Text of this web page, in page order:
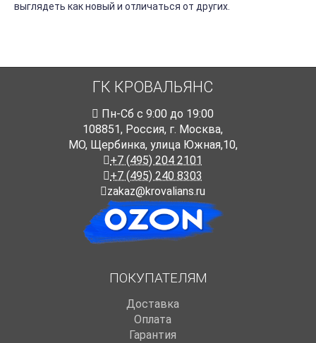
выглядеть как новый и отличаться от других.
ГК КРОВАЛЬЯНС
Пн-Cб с 9:00 до 19:00
108851, Россия, г. Москва,
МО, Щербинка, улица Южная,10,
+7 (495) 204 2101
+7 (495) 240 8303
zakaz@krovalians.ru
ПОКУПАТЕЛЯМ
Доставка
Оплата
Гарантия